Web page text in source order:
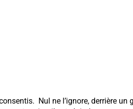
Nul ne l’ignore, derrière un